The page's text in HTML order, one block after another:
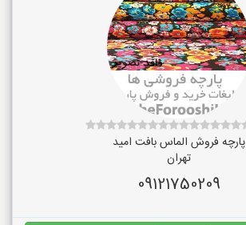
پارچه فروش الماس بافت امید
تهران
09121750209